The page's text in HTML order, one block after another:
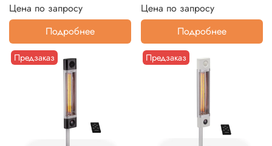
Цена по запросу
Подробнее
Цена по запросу
Подробнее
Предзаказ Предзаказ